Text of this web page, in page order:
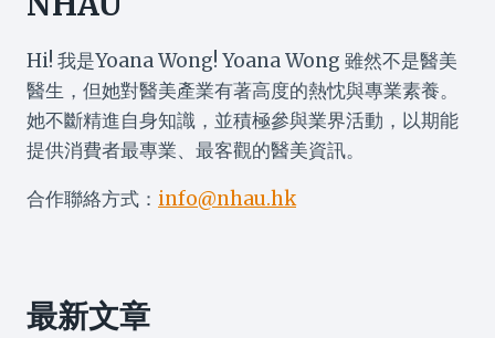
Hi! 我是Yoana Wong! Yoana Wong 雖然不是醫美
醫生，但她對醫美產業有著高度的熱忱與專業素養。
她不斷精進自身知識，並積極參與業界活動，以期能
提供消費者最專業、最客觀的醫美資訊。
合作聯絡方式： info@nhau.hk
最新文章